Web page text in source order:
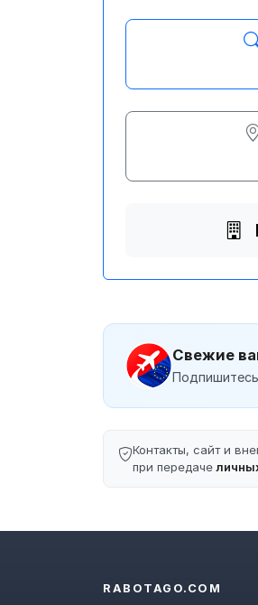
Свежие
Контакты, сайт и
при передаче
RABOTAGO.COM